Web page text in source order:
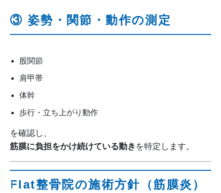
③ 姿勢・関節・動作の測定
股関節
肩甲帯
体幹
歩行・立ち上がり動作
を確認し、
筋膜に負担をかけ続けている動き を特定します。
Flat整骨院の施術方針（筋膜炎）